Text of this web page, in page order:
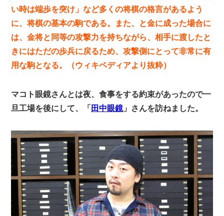
い時は端歩を突け」など多くの将棋の格言があるよう
に、将棋の基本の駒である。また、と金に成った場合に
は、金将と同等の攻撃力を持ちながら、相手に渡したと
きにはただの歩兵に戻るため、攻撃側にとって非常に有
用な駒となる。（ウィキペディアより抜粋）
マコト眼鏡さんとは夜、食事をする約束があったので一
旦工場を後にして、「 田中眼鏡」さんを訪ねました。